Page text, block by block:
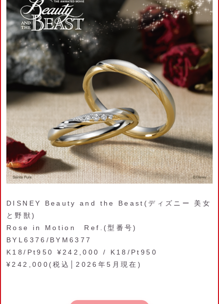
DISNEY Beauty and the Beast(ディズニー 美女
と野獣)
Rose in Motion Ref.(型番号)
BYL6376/BYM6377
K18/Pt950 ¥242,000 / K18/Pt950
¥242,000(税込│2026年5月現在)